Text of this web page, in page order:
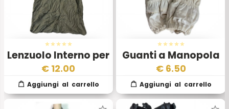
Lenzuolo Interno per
Sacco a Pelo
Esercito Italiano –
Originale
€ 12.00
Guanti a Manopola
Alpini Esercito
Italiano – Originali
Anni 1960
€ 6.50